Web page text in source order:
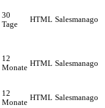
30
Tage
HTML Salesmanago
12
Monate HTML Salesmanago
12
Monate
HTML Salesmanago